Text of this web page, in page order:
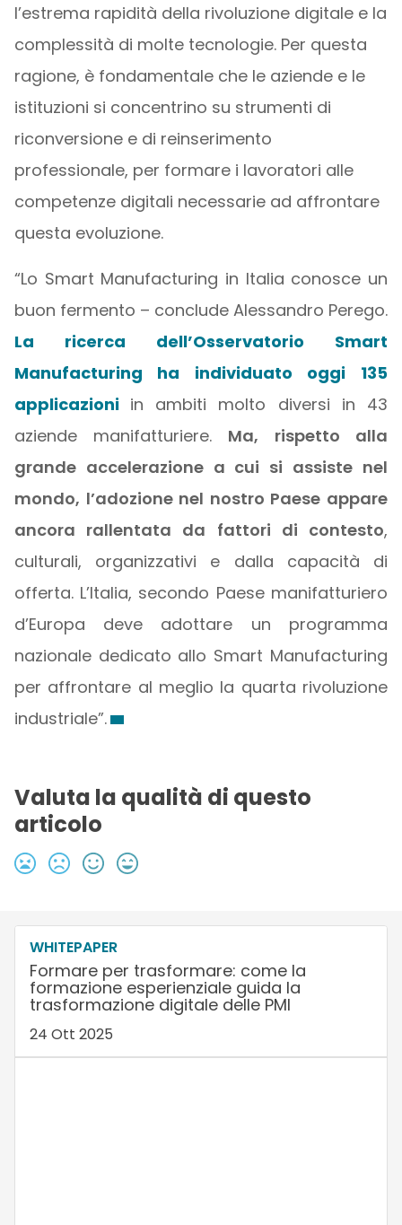
l’estrema rapidità della rivoluzione digitale e la
complessità di molte tecnologie. Per questa
ragione, è fondamentale che le aziende e le
istituzioni si concentrino su strumenti di
riconversione e di reinserimento
professionale, per formare i lavoratori alle
competenze digitali necessarie ad affrontare
questa evoluzione.
“Lo Smart Manufacturing in Italia conosce un
buon fermento – conclude Alessandro Perego.
La ricerca dell’Osservatorio Smart
Manufacturing ha individuato oggi 135
applicazioni in ambiti molto diversi in 43
aziende manifatturiere. Ma, rispetto alla
grande accelerazione a cui si assiste nel
mondo, l’adozione nel nostro Paese appare
ancora rallentata da fattori di contesto,
culturali, organizzativi e dalla capacità di
offerta. L’Italia, secondo Paese manifatturiero
d’Europa deve adottare un programma
nazionale dedicato allo Smart Manufacturing
per affrontare al meglio la quarta rivoluzione
industriale”.
Valuta la qualità di questo
articolo
WHITEPAPER
Formare per trasformare: come la
formazione esperienziale guida la
trasformazione digitale delle PMI
24 Ott 2025